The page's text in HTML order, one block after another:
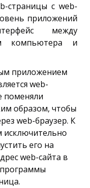
страницы с web-
приложений
между
компьютера и
приложением
web-
поменяли
образом, чтобы
web-браузер. К
исключительно
его на
web-сайта в